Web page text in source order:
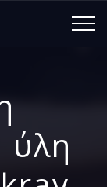
ύλη